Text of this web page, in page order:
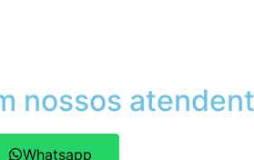
nossos
Whatsapp